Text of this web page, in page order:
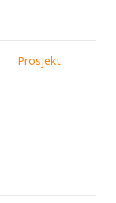
Prosjekt